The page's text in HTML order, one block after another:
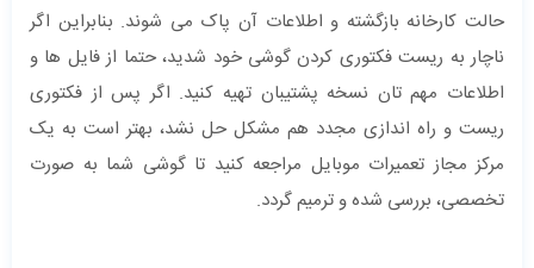
حالت کارخانه بازگشته و اطلاعات آن پاک می شوند. بنابراین اگر
ناچار به ریست فکتوری کردن گوشی خود شدید، حتما از فایل ها و
اطلاعات مهم تان نسخه پشتیبان تهیه کنید. اگر پس از فکتوری
ریست و راه اندازی مجدد هم مشکل حل نشد، بهتر است به یک
مرکز مجاز تعمیرات موبایل مراجعه کنید تا گوشی شما به صورت
تخصصی، بررسی شده و ترمیم گردد.